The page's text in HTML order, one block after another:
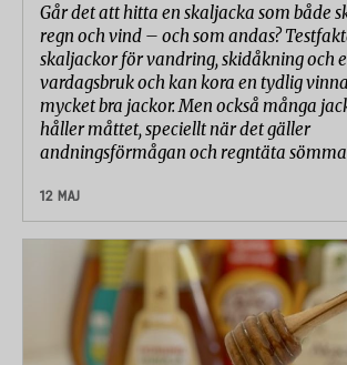
Går det att hitta en skaljacka som både
regn och vind – och som andas?
skaljackor för vandring, skidåkning och
vardagsbruk och kan kora en tydlig
mycket bra jackor. Men också många
håller måttet, speciellt när det gäller
andningsförmågan och regntäta
12 MAJ